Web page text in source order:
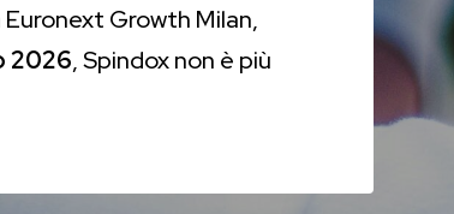
Euronext Growth Milan,
2026, Spindox non è più